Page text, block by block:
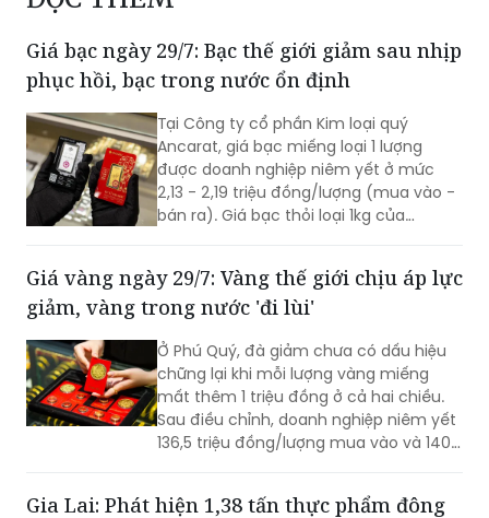
Giá bạc ngày 29/7: Bạc thế giới giảm sau nhịp
phục hồi, bạc trong nước ổn định
Tại Công ty cổ phần Kim loại quý
Ancarat, giá bạc miếng loại 1 lượng
được doanh nghiệp niêm yết ở mức
2,13 - 2,19 triệu đồng/lượng (mua vào -
bán ra). Giá bạc thỏi loại 1kg của
Giá vàng ngày 29/7: Vàng thế giới chịu áp lực
giảm, vàng trong nước 'đi lùi'
Ở Phú Quý, đà giảm chưa có dấu hiệu
chững lại khi mỗi lượng vàng miếng
mất thêm 1 triệu đồng ở cả hai chiều.
Sau điều chỉnh, doanh nghiệp niêm yết
136,5 triệu đồng/lượng mua vào và 140,5
Gia Lai: Phát hiện 1,38 tấn thực phẩm đông